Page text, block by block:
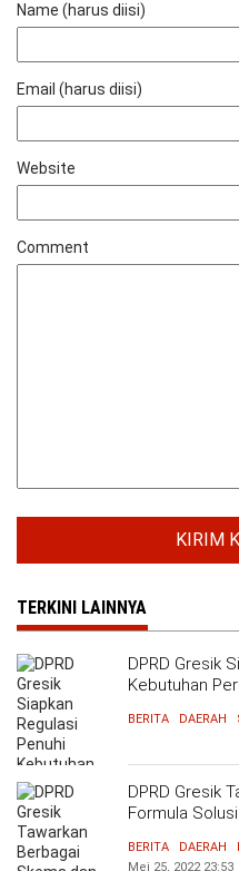
Name (harus diisi)
Email (harus diisi)
Website
Comment
TERKINI LAINNYA
DPRD Gresik
Kebutuhan
BERITA DAERAH
DPRD Gresik
Formula
BERITA DAERAH
Mei 25, 2022 23:53